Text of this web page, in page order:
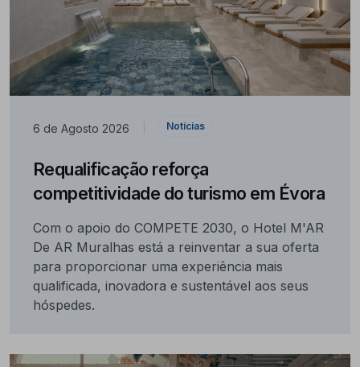
6 de Agosto 2026 Notícias
Requalificação reforça
competitividade do turismo em Évora
Com o apoio do COMPETE 2030, o Hotel M'AR
De AR Muralhas está a reinventar a sua oferta
para proporcionar uma experiência mais
qualificada, inovadora e sustentável aos seus
hóspedes.